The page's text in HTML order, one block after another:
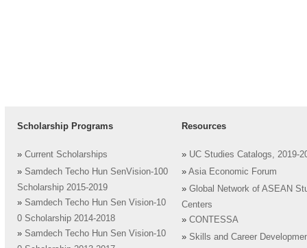
Scholarship Programs
» Current Scholarships
» Samdech Techo Hun SenVision-100
Scholarship 2015-2019
» Samdech Techo Hun Sen Vision-10
0 Scholarship 2014-2018
» Samdech Techo Hun Sen Vision-10
Resources
» UC Studies Catalogs, 2019-
» Asia Economic Forum
» Global Network of ASEAN
Centers
» CONTESSA
» Skills and Career